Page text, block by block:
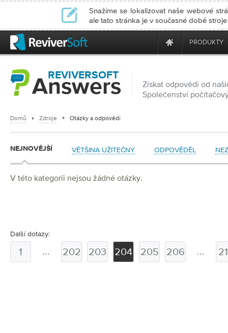
Snažíme se lokalizovat naše webové
ale tato stránka je v současné době
PRODUKTY
REVIVERSOFT
Answers
Získat odpovědi od
Společenství
Domů Zdroje Otázky a odpovědi
NEJNOVĚJŠÍ VĚTŠINA UŽITEČNÝ ODPOVĚDĚL
V této kategorii nejsou žádné otázky.
Další dotazy:
1 ... 202 203 204 205 206 ...